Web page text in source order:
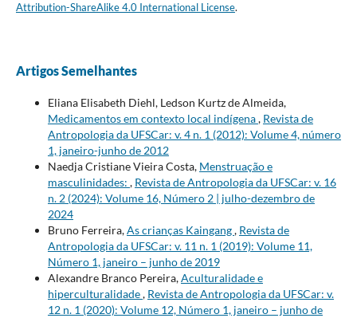
Attribution-ShareAlike 4.0 International License.
Artigos Semelhantes
Eliana Elisabeth Diehl, Ledson Kurtz de Almeida,
Medicamentos em contexto local indígena, Revista de
Antropologia da UFSCar: v. 4 n. 1 (2012): Volume 4, número
1, janeiro-junho de 2012
Naedja Cristiane Vieira Costa, Menstruação e
masculinidades: , Revista de Antropologia da UFSCar: v. 16
n. 2 (2024): Volume 16, Número 2 | julho-dezembro de
2024
Bruno Ferreira,As crianças Kaingang, Revista de
Antropologia da UFSCar: v. 11 n. 1 (2019): Volume 11,
Número 1, janeiro – junho de 2019
Alexandre Branco Pereira,Aculturalidade e
hiperculturalidade, Revista de Antropologia da UFSCar: v.
12 n. 1 (2020): Volume 12, Número 1, janeiro – junho de